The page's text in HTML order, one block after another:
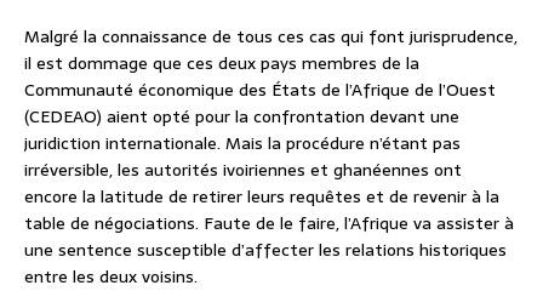
Malgré la connaissance de tous ces cas qui font jurisprudence,
il est dommage que ces deux pays membres de la
Communauté économique des États de l’Afrique de l’Ouest
(CEDEAO) aient opté pour la confrontation devant une
juridiction internationale. Mais la procédure n’étant pas
irréversible, les autorités ivoiriennes et ghanéennes ont
encore la latitude de retirer leurs requêtes et de revenir à la
table de négociations. Faute de le faire, l’Afrique va assister à
une sentence susceptible d’affecter les relations historiques
entre les deux voisins.